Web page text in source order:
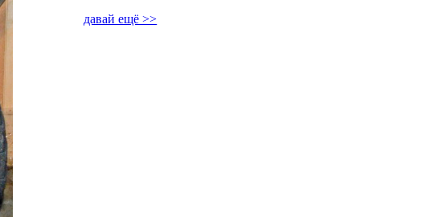
давай ещё >>